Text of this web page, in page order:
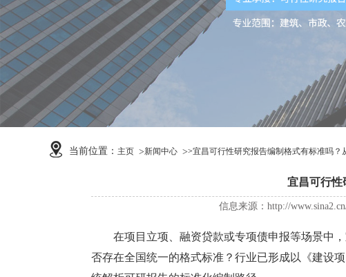
当前位置： 主页 新闻中心 >宜昌可行性研究报告编制格式有标准吗？
宜昌可行性
信息来源：http://
在项目立项、融资贷款或专项债申报等场景中，
否存在全国统一的格式标准？行业已形成以《建设